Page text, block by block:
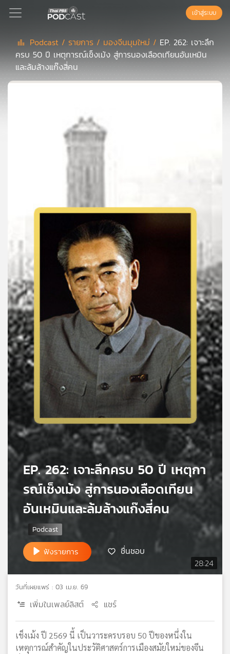
Podcast
เพลง
บทความ
ข่าว
และ
กิจกรรม
กับ
เรา
เครือ
แผนที่
วิทยุ
เครือ
เข้าสู่ระบบ
Podcast / รายการ / มองจีนมุมใหม่ / EP. 262: เจาะลึก
ครบ 50 ปี เหตุการณ์เช็งเม้ง สู่การนองเลือดเทียนอันเหมิน
และล้มล้างแก๊งสี่คน
28:24
EP. 262: เจาะลึกครบ 50 ปี เหตุกา
รณ์เช็งเม้ง สู่การนองเลือดเทียน
อันเหมินและล้มล้างแก๊งสี่คน
ฟังรายการ ชื่นชอบ
วันที่เผยแพร่ : 03 เม.ย. 69
เพิ่มในเพลย์ลิสต์ แชร์
เช็งเม้ง ปี 2569 นี้ เป็นวาระครบรอบ 50 ปีของหนึ่งใน
เหตุการณ์สำคัญในประวัติศาสตร์การเมืองสมัยใหม่ของจีน